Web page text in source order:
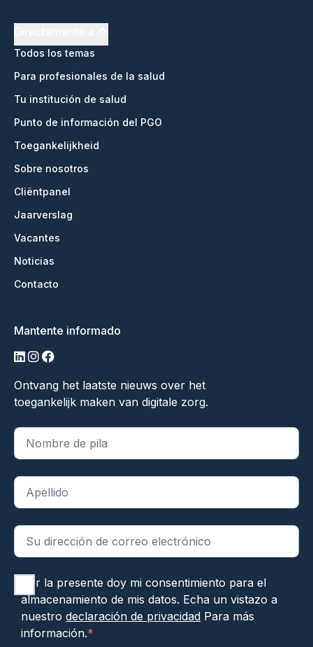
Todos los temas
Para profesionales de la salud
Tu institución de salud
Punto de información del PGO
Toegankelijkheid
Sobre nosotros
Cliëntpanel
Jaarverslag
Vacantes
Noticias
Contacto
Mantente informado
linkedin
instagram
facebook
Ontvang het laatste nieuws over het
toegankelijk maken van digitale zorg.
"*" indica campos obligatorios
Por la presente doy mi consentimiento para el
almacenamiento de mis datos. Echa un vistazo a
nuestrodeclaración de privacidad Para más
información.*